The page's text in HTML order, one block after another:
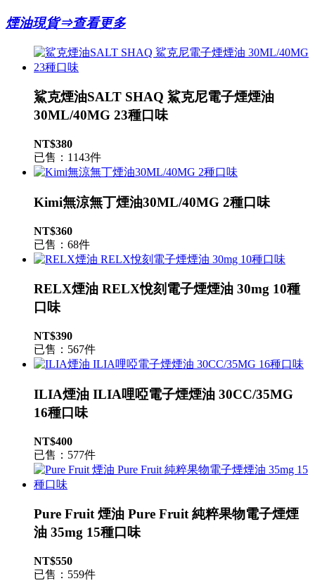
煙油現貨⇒查看更多
鯊克煙油SALT SHAQ 鯊克尼電子煙煙油
30ML/40MG 23種口味
NT$380
已售：1143件
Kimi無涼無丁煙油30ML/40MG 2種口味
NT$360
已售：68件
RELX煙油 RELX悅刻電子煙煙油 30mg 10種
口味
NT$390
已售：567件
ILIA煙油 ILIA哩啞電子煙煙油 30CC/35MG
16種口味
NT$400
已售：577件
Pure Fruit 煙油 Pure Fruit 純粹果物電子煙煙
油 35mg 15種口味
NT$550
已售：559件